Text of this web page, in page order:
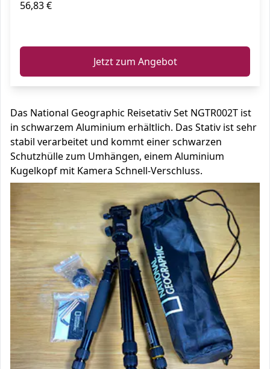
56,83 €
Jetzt zum Angebot
Das National Geographic Reisetativ Set NGTR002T ist
in schwarzem Aluminium erhältlich. Das Stativ ist sehr
stabil verarbeitet und kommt einer schwarzen
Schutzhülle zum Umhängen, einem Aluminium
Kugelkopf mit Kamera Schnell-Verschluss.